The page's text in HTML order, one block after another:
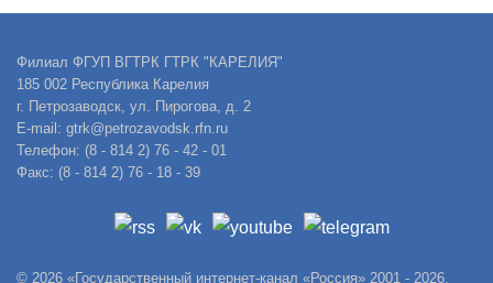
Филиал ФГУП ВГТРК ГТРК "КАРЕЛИЯ"
185 002 Республика Карелия
г. Петрозаводск, ул. Пирогова, д. 2
E-mail: gtrk@petrozavodsk.rfn.ru
Телефон: (8 - 814 2) 76 - 42 - 01
Факс: (8 - 814 2) 76 - 18 - 39
© 2026 «Государственный интернет-канал «Россия» 2001 - 2026.